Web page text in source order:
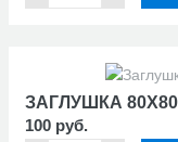
ЗАГЛУШКА
100 руб.